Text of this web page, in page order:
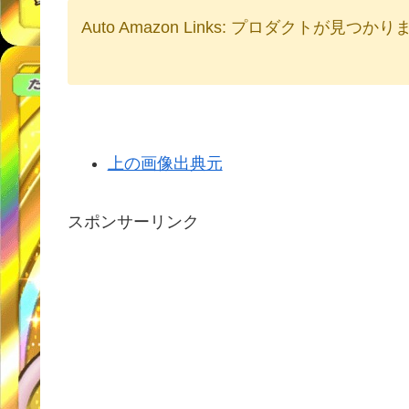
Auto Amazon Links: プロダクトが見つかりま
上の画像出典元
スポンサーリンク